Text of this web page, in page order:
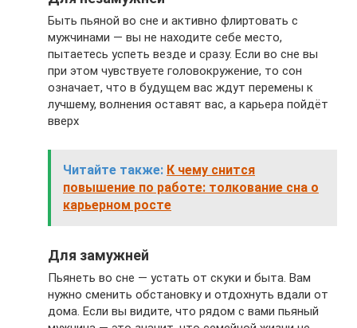
Быть пьяной во сне и активно флиртовать с
мужчинами — вы не находите себе место,
пытаетесь успеть везде и сразу. Если во сне вы
при этом чувствуете головокружение, то сон
означает, что в будущем вас ждут перемены к
лучшему, волнения оставят вас, а карьера пойдёт
вверх
Читайте также: К чему снится
повышение по работе: толкование сна о
карьерном росте
Для замужней
Пьянеть во сне — устать от скуки и быта. Вам
нужно сменить обстановку и отдохнуть вдали от
дома. Если вы видите, что рядом с вами пьяный